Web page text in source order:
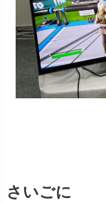
さいごに